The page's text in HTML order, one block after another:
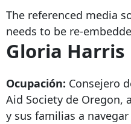
The referenced media
needs to be re-
Gloria Harris
Ocupación: Consejero
Aid Society de Oregon,
y sus familias a